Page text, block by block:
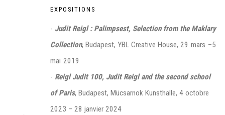
MŰCSARNOK, BUDAPEST 4 OCTOBRE 2023 - 23
EXPOSITIONS
- Judit Reigl : Palimpsest, Selection from the Maklary
Collection, Budapest, YBL Creative House, 29 mars –5
mai 2019
- Reigl Judit 100, Judit Reigl and the second school
of Paris, Budapest, Mücsarnok Kunsthalle, 4 octobre
2023 – 28 janvier 2024